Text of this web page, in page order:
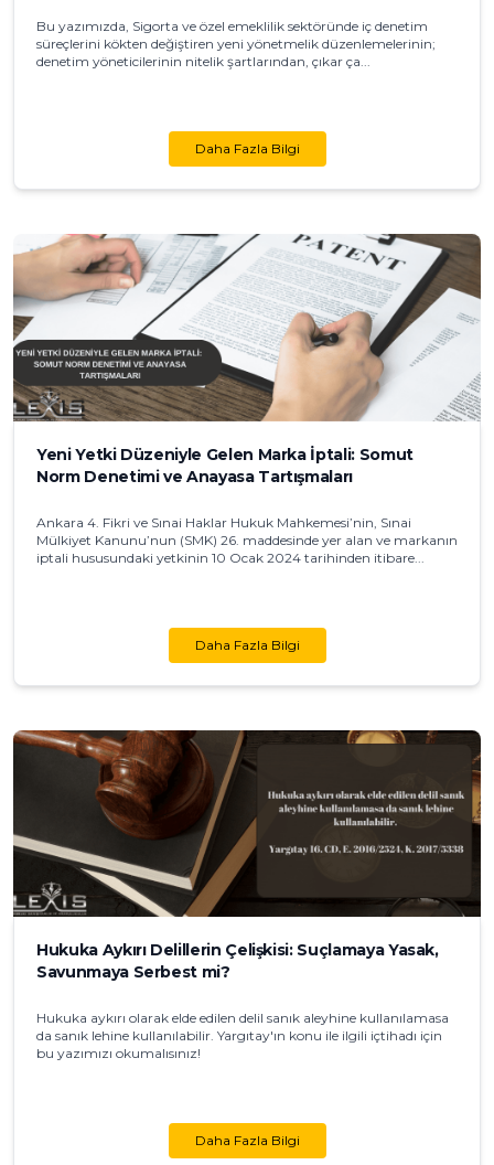
Bu yazımızda, Sigorta ve özel emeklilik sektöründe iç denetim
süreçlerini kökten değiştiren yeni yönetmelik düzenlemelerinin;
denetim yöneticilerinin nitelik şartlarından, çıkar ça...
Daha Fazla Bilgi
Yeni Yetki Düzeniyle Gelen Marka İptali: Somut
Norm Denetimi ve Anayasa Tartışmaları
Ankara 4. Fikri ve Sınai Haklar Hukuk Mahkemesi’nin, Sınai
Mülkiyet Kanunu’nun (SMK) 26. maddesinde yer alan ve markanın
iptali hususundaki yetkinin 10 Ocak 2024 tarihinden itibare...
Daha Fazla Bilgi
Hukuka Aykırı Delillerin Çelişkisi: Suçlamaya Yasak,
Savunmaya Serbest mi?
Hukuka aykırı olarak elde edilen delil sanık aleyhine kullanılamasa
da sanık lehine kullanılabilir. Yargıtay'ın konu ile ilgili içtihadı için
bu yazımızı okumalısınız!
Daha Fazla Bilgi